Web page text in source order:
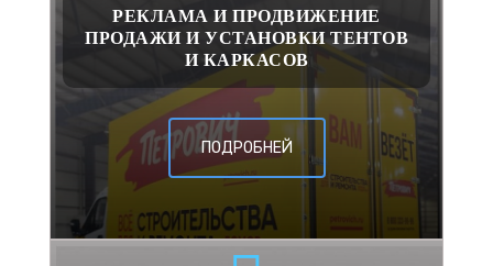
РЕКЛАМА И ПРОДВИЖЕНИЕ
ПРОДАЖИ И УСТАНОВКИ ТЕНТОВ
И КАРКАСОВ
ПОДРОБНЕЙ